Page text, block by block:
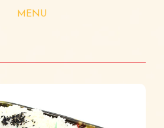
MENU